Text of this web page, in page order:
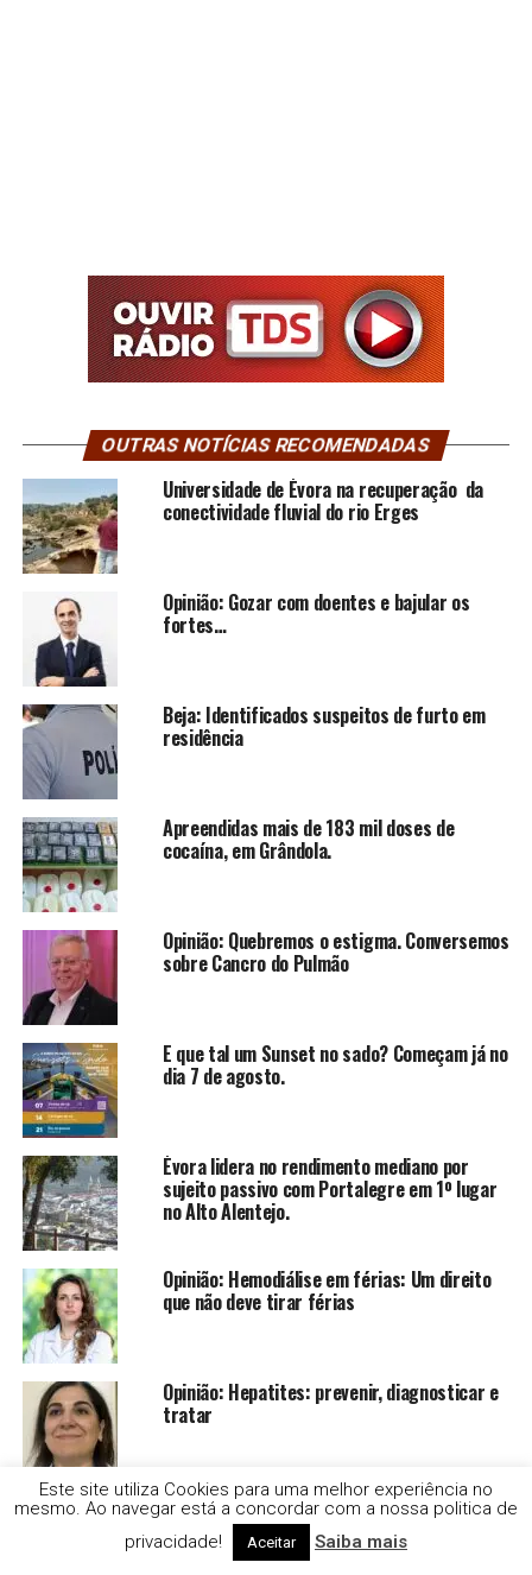
OUTRAS NOTÍCIAS RECOMENDADAS
Universidade de Évora na recuperação da
conectividade fluvial do rio Erges
Opinião: Gozar com doentes e bajular os
fortes…
Beja: Identificados suspeitos de furto em
residência
Apreendidas mais de 183 mil doses de
cocaína, em Grândola.
Opinião: Quebremos o estigma. Conversemos
sobre Cancro do Pulmão
E que tal um Sunset no sado? Começam já no
dia 7 de agosto.
Évora lidera no rendimento mediano por
sujeito passivo com Portalegre em 1º lugar
no Alto Alentejo.
Opinião: Hemodiálise em férias: Um direito
que não deve tirar férias
Opinião: Hepatites: prevenir, diagnosticar e
tratar
Opinião: “Sidónio Pais, não durmas… senão
cais”
Este site utiliza Cookies para uma melhor experiência no
mesmo. Ao navegar está a concordar com a nossa politica de
privacidade!
Aceitar Saiba mais